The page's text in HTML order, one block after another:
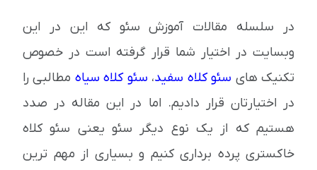
در سلسله مقالات آموزش سئو که این در این
وبسایت در اختیار شما قرار گرفته است در خصوص
تکنیک های سئو کلاه سفید، سئو کلاه سیاه مطالبی را
در اختیارتان قرار دادیم. اما در این مقاله در صدد
هستیم که از یک نوع دیگر سئو یعنی سئو کلاه
خاکستری پرده برداری کنیم و بسیاری از مهم ترین